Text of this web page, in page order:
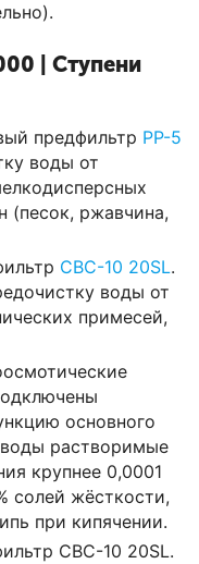
| Ступени
предфильтр PP-5
воды от
(песок, ржавчина,
CBC-10 20SL.
воды от
примесей,
основного
растворимые
крупнее 0,0001
солей жёсткости,
при кипячении.
CBC-10 20SL.